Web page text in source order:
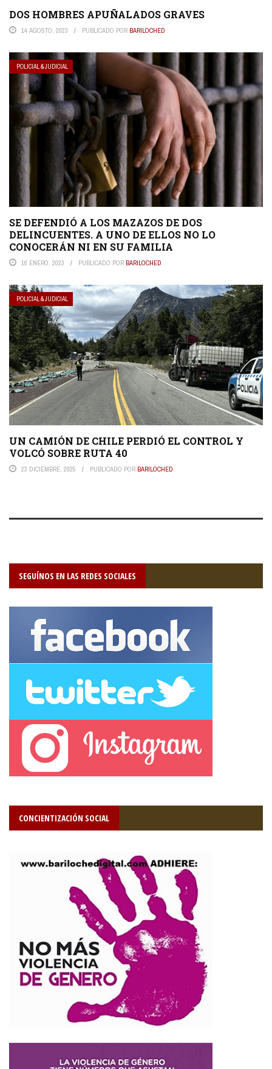
DOS HOMBRES APUÑALADOS GRAVES
14 AGOSTO, 2023 PUBLICADO POR BARILOCHED
POLICIAL & JUDICIAL
SE DEFENDIÓ A LOS MAZAZOS DE DOS
DELINCUENTES. A UNO DE ELLOS NO LO
CONOCERÁN NI EN SU FAMILIA
16 ENERO, 2023 PUBLICADO POR BARILOCHED
POLICIAL & JUDICIAL
UN CAMIÓN DE CHILE PERDIÓ EL CONTROL Y
VOLCÓ SOBRE RUTA 40
23 DICIEMBRE, 2025 PUBLICADO POR BARILOCHED
SEGUÍNOS EN LAS REDES SOCIALES
CONCIENTIZACIÓN SOCIAL